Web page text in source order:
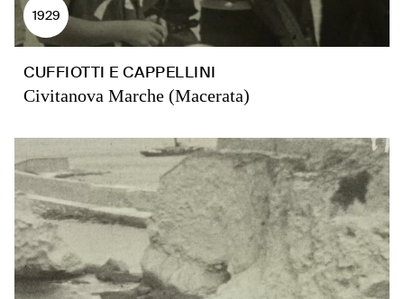
1929
CUFFIOTTI E CAPPELLINI
Civitanova Marche (Macerata)